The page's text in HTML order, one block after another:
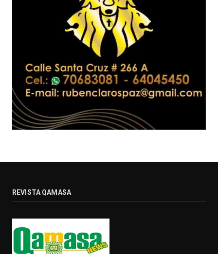
REVISTA QAMASA